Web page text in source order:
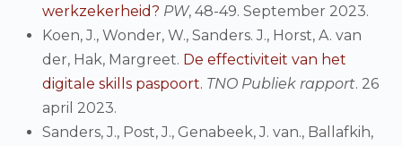
werkzekerheid? PW, 48-49. September 2023.
Koen, J., Wonder, W., Sanders. J., Horst, A. van
der, Hak, Margreet. De effectiviteit van het
digitale skills paspoort. TNO Publiek rapport. 26
april 2023.
Sanders, J., Post, J., Genabeek, J. van., Ballafkih,